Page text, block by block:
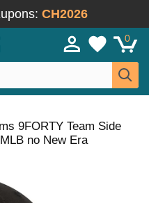
CH2026
0
9FORTY Team Side
no New Era